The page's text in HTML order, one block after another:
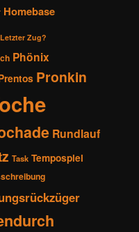
Homebase
Letzter Zug?
Phönix
Pronkin
Rundlauf
Task Tempospiel